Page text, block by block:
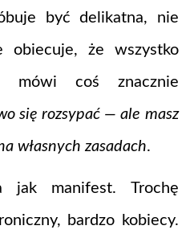
być delikatna, nie
obiecuje, że wszystko
mówi coś znacznie
się rozsypać — ale masz
własnych zasadach.
jak manifest. Trochę
bardzo kobiecy.